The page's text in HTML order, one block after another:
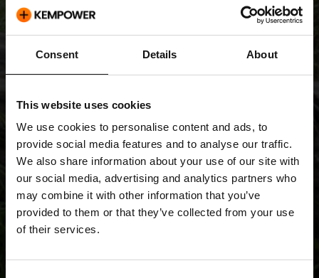
Consent Details About
This website uses cookies
We use cookies to personalise content and ads, to
provide social media features and to analyse our traffic.
We also share information about your use of our site with
our social media, advertising and analytics partners who
may combine it with other information that you’ve
provided to them or that they’ve collected from your use
of their services.Tiedotteet